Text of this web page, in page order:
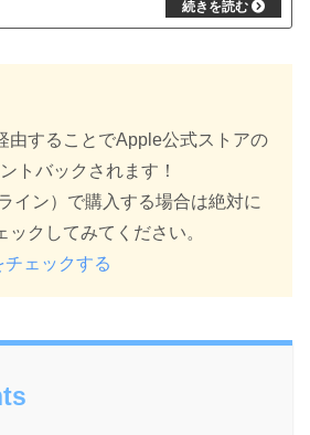
由することでApple公式ストアの
トバックされます！
イン）で購入する場合は絶対に
クしてみてください。
ェックする